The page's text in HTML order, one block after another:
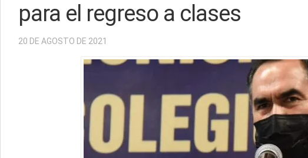
para el regreso a clases
20 DE AGOSTO DE 2021